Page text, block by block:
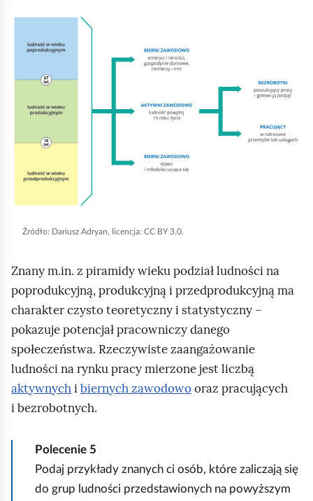
k
u
c
h
o
m
i
ć
p
Źródło: Dariusz Adryan, licencja: CC BY 3.0.
Znany m.in. z piramidy wieku podział ludności na
poprodukcyjną, produkcyjną i przedprodukcyjną ma
charakter czysto teoretyczny i statystyczny –
pokazuje potencjał pracowniczy danego
społeczeństwa. Rzeczywiste zaangażowanie
ludności na rynku pracy mierzone jest liczbą
aktywnychibiernych zawodowooraz pracujących
i bezrobotnych.
Polecenie 5
Podaj przykłady znanych ci osób, które zaliczają się
do grup ludności przedstawionych na powyższym